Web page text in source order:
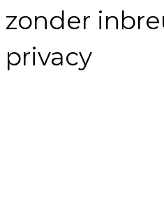
zonder
privacy